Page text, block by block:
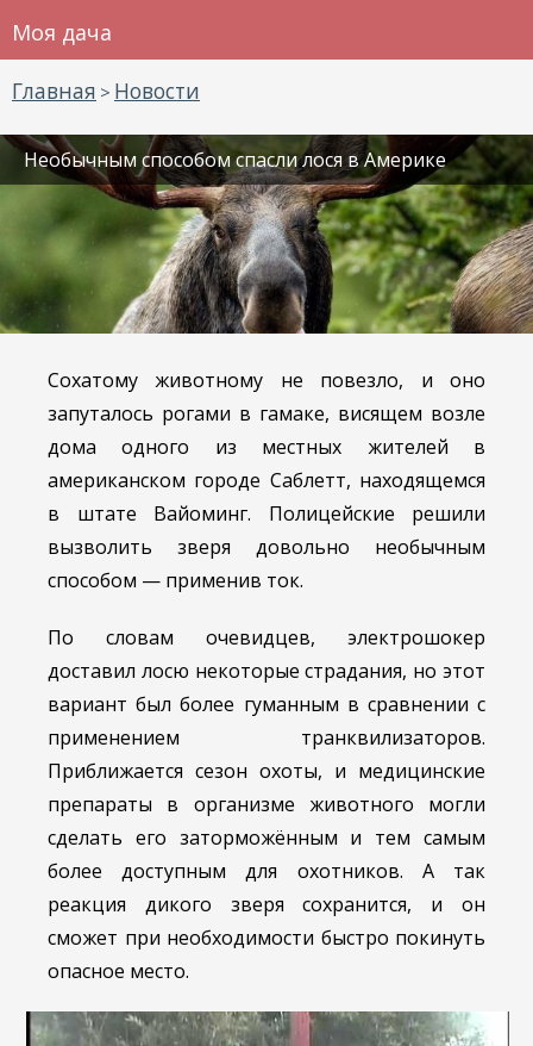
Моя дача
Главная > Новости
Необычным способом спасли лося в Америке
Сохатому животному не повезло, и оно
запуталось рогами в гамаке, висящем возле
дома одного из местных жителей в
американском городе Саблетт, находящемся
в штате Вайоминг. Полицейские решили
вызволить зверя довольно необычным
способом — применив ток.
По словам очевидцев, электрошокер
доставил лосю некоторые страдания, но этот
вариант был более гуманным в сравнении с
применением транквилизаторов.
Приближается сезон охоты, и медицинские
препараты в организме животного могли
сделать его заторможённым и тем самым
более доступным для охотников. А так
реакция дикого зверя сохранится, и он
сможет при необходимости быстро покинуть
опасное место.